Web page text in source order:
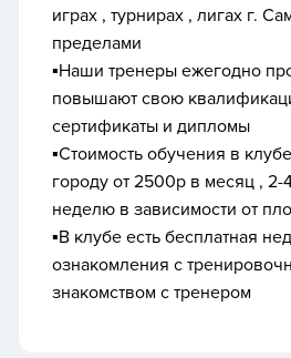
играх , турнирах , лигах г.
пределами
▪️Наши тренеры ежегодно
повышают свою
сертификаты и дипломы
▪️Стоимость обучения в
городу от 2500р в месяц , 2-
неделю в зависимости от
▪️В клубе есть бесплатная
ознакомления с
знакомством с тренером